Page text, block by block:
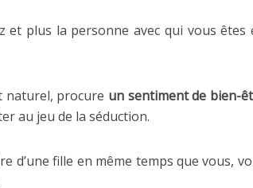
et plus la personne avec qui vous
naturel, procure un sentiment de bien-
au jeu de la séduction.
d’une fille en même temps que vous,